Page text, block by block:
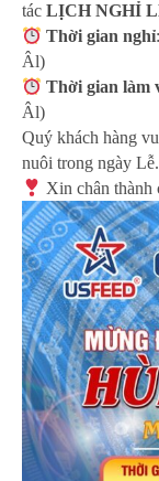
tác LỊCH NGHỈ
Thời gian nghỉ
Âl)
Thời gian làm
Âl)
Quý khách hàng
nuôi trong ngày Lễ.
Xin chân thành